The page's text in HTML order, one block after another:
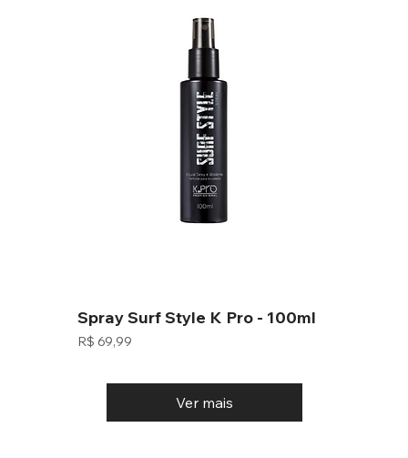
Spray Surf Style K Pro - 100ml
Preço
R$ 69,99
Ver mais